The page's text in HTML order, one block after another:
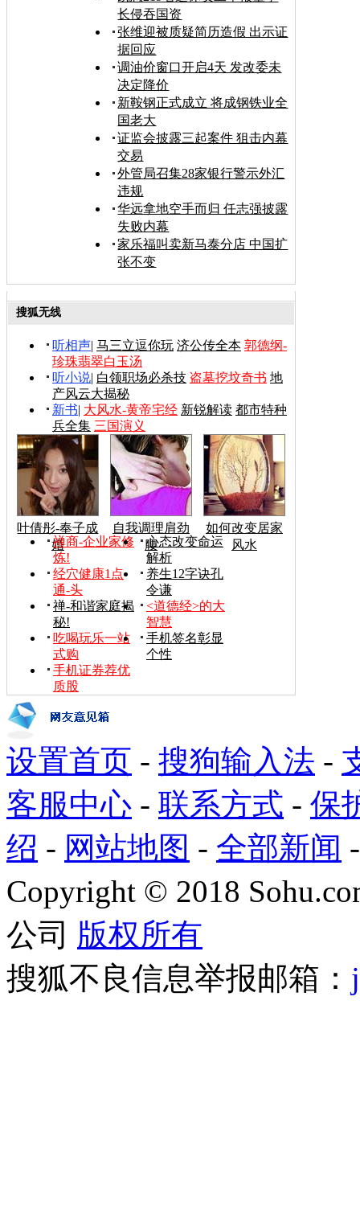
长侵吞国资
张维迎被质疑简历造假 出示证
据回应
调油价窗口开启4天 发改委未
决定降价
新鞍钢正式成立 将成钢铁业全
国老大
证监会披露三起案件 狙击内幕
交易
外管局召集28家银行警示外汇
违规
华远拿地空手而归 任志强披露
失败内幕
家乐福叫卖新马泰分店 中国扩
张不变
搜狐无线
听相声| 马三立逗你玩 济公传全本 郭德纲-
珍珠翡翠白玉汤
听小说| 白领职场必杀技 盗墓挖坟奇书 地
产风云大揭秘
新书| 大风水-黄帝宅经 新锐解读 都市特种
兵全集 三国演义
叶倩彤-奉子成
婚
自我调理肩劲
腰
如何改变居家
风水
禅商-企业家修
炼!
心态改变命运
解析
经穴健康1点
通-头
养生12字诀孔
令谦
禅-和谐家庭揭
秘!
<道德经>的大
智慧
吃喝玩乐一站
式购
手机签名彰显
个性
手机证券荐优
质股
设置首页 - 搜狗输入法 -
客服中心 - 联系方式 - 保
绍 - 网站地图 - 全部新闻
Copyright © 2018
公司 版权所有
搜狐不良信息举报邮箱：